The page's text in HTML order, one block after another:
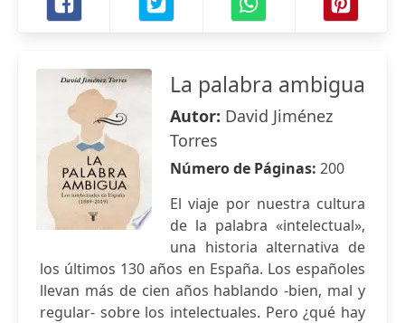
La palabra ambigua
Autor: David Jiménez
Torres
Número de Páginas: 200
El viaje por nuestra cultura
de la palabra «intelectual»,
una historia alternativa de
los últimos 130 años en España. Los españoles
llevan más de cien años hablando -bien, mal y
regular- sobre los intelectuales. Pero ¿qué hay